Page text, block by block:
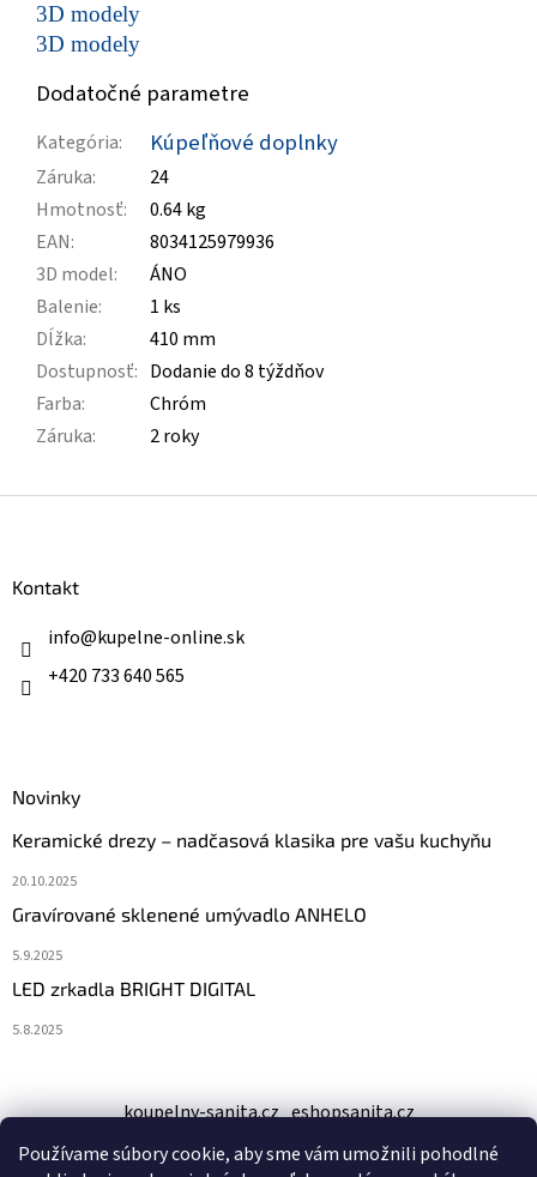
Používame súbory cookie, aby sme vám umožnili pohodlné
3D modely
3D modely
Dodatočné parametre
Kategória: Kúpeľňové doplnky
Záruka:
24
Hmotnosť:
0.64 kg
EAN:
8034125979936
3D model:
ÁNO
Balenie:
1 ks
Dĺžka:
410 mm
Dostupnosť: Dodanie do 8 týždňov
Farba:
Chróm
Záruka: 2 roky
Kontakt
info@kupelne-online.sk
+420 733 640 565
Novinky
Keramické drezy – nadčasová klasika pre vašu kuchyňu
20.10.2025
Gravírované sklenené umývadlo ANHELO
5.9.2025
LED zrkadla BRIGHT DIGITAL
5.8.2025
koupelny-sanita.cz eshopsanita.cz